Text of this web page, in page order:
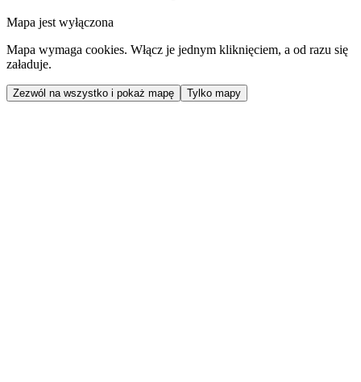
Mapa jest wyłączona
Mapa wymaga cookies. Włącz je jednym kliknięciem, a od razu się
załaduje.
Zezwól na wszystko i pokaż mapę Tylko mapy